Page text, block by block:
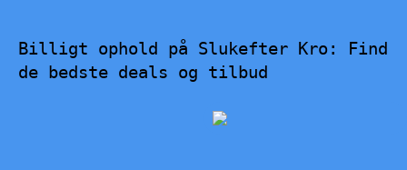
Billigt ophold på Slukefter Kro: Find
de bedste deals og tilbud